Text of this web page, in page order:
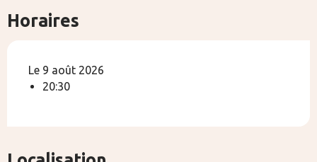
Horaires
Le 9 août 2026
20:30